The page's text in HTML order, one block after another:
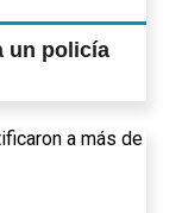
un policía